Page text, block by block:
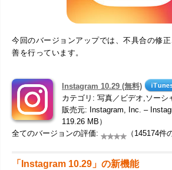
今回のバージョンアップでは、不具合の修
善を行っています。
Instagram 10.29 (無料)
カテゴリ: 写真／ビデオ,ソーシ
販売元: Instagram, Inc. –
119.26 MB）
全てのバージョンの評価:
（145174件
「Instagram 10.29」の新機能